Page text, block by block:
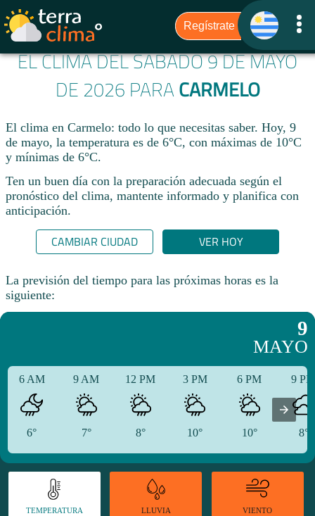
EL CLIMA DEL SÁBADO 9 DE MAYO
DE 2026 PARA CARMELO
El clima en Carmelo: todo lo que necesitas saber. Hoy, 9
de mayo, la temperatura es de 6°C, con máximas de 10°C
y mínimas de 6°C.
Ten un buen día con la preparación adecuada según el
pronóstico del clima, mantente informado y planifica con
anticipación.​
CAMBIAR CIUDAD VER HOY
La previsión del tiempo para las próximas horas es la
siguiente:
9
MAYO
6 AM
6°
9 AM
7°
12 PM
8°
3 PM
10°
6 PM
10°
9
8°
TEMPERATURA LLUVIA VIENTO